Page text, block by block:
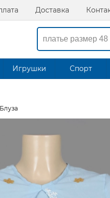
Доставка
Игрушки Спорт
Блуза